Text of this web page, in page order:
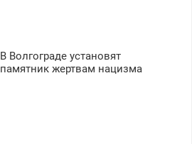
В Волгограде установят
памятник жертвам нацизма